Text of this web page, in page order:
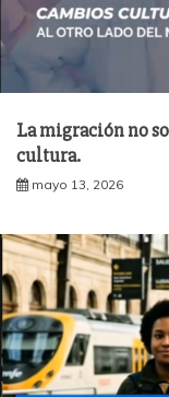
La migración no
cultura.
mayo 13, 2026